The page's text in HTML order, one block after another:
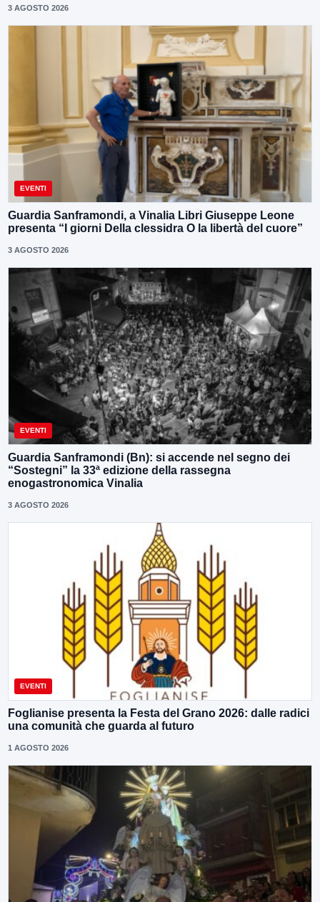
3 AGOSTO 2026
EVENTI
Guardia Sanframondi, a Vinalia Libri Giuseppe Leone
presenta “I giorni Della clessidra O la libertà del cuore”
3 AGOSTO 2026
EVENTI
Guardia Sanframondi (Bn): si accende nel segno dei
“Sostegni” la 33ª edizione della rassegna
enogastronomica Vinalia
3 AGOSTO 2026
EVENTI
Foglianise presenta la Festa del Grano 2026: dalle radici
una comunità che guarda al futuro
1 AGOSTO 2026